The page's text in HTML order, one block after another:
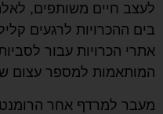
לעצב חיים משותפים,
בים ההכרויות לרגעים
אתרי הכרויות עבור
המותאמות למספר עצום
מעבר למרדף אחר